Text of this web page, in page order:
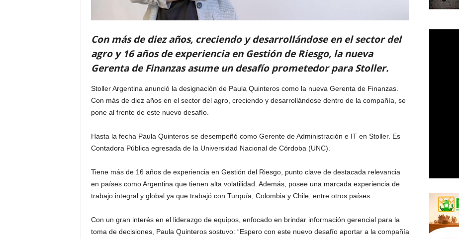
Con más de diez años, creciendo y desarrollándose en el sector del
agro y 16 años de experiencia en Gestión de Riesgo, la nueva
Gerenta de Finanzas asume un desafío prometedor para Stoller.
Stoller Argentina anunció la designación de Paula Quinteros como la nueva Gerenta de Finanzas.
Con más de diez años en el sector del agro, creciendo y desarrollándose dentro de la compañía, se
pone al frente de este nuevo desafío.
Hasta la fecha Paula Quinteros se desempeñó como Gerente de Administración e IT en Stoller. Es
Contadora Pública egresada de la Universidad Nacional de Córdoba (UNC).
Tiene más de 16 años de experiencia en Gestión del Riesgo, punto clave de destacada relevancia
en países como Argentina que tienen alta volatilidad. Además, posee una marcada experiencia de
trabajo integral y global ya que trabajó con Turquía, Colombia y Chile, entre otros países.
Con un gran interés en el liderazgo de equipos, enfocado en brindar información gerencial para la
toma de decisiones, Paula Quinteros sostuvo: “Espero con este nuevo desafío aportar a la compañía